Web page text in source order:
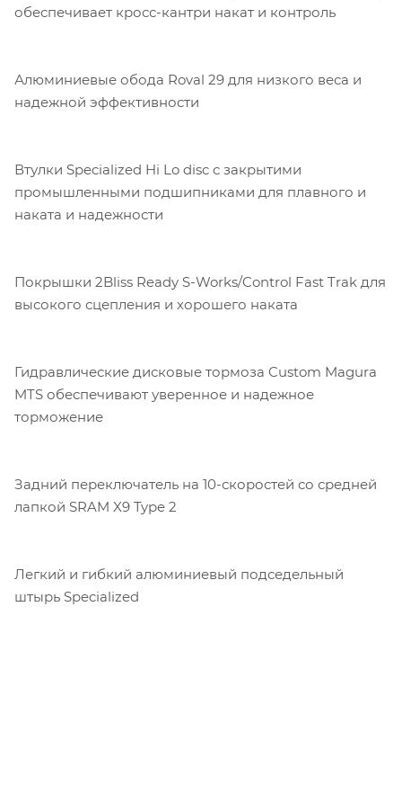
обеспечивает кросс-кантри накат и контроль
Алюминиевые обода Roval 29 для низкого веса и
надежной эффективности
Втулки Specialized Hi Lo disc с закрытими
промышленными подшипниками для плавного и
наката и надежности
Покрышки 2Bliss Ready S-Works/Control Fast Trak для
высокого сцепления и хорошего наката
Гидравлические дисковые тормоза Custom Magura
MTS обеспечивают уверенное и надежное
торможение
Задний переключатель на 10-скоростей со средней
лапкой SRAM X9 Type 2
Легкий и гибкий алюминиевый подседельный
штырь Specialized